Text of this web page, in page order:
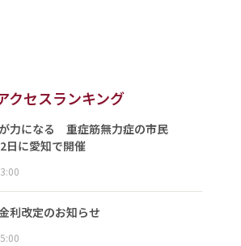
クセスランキング
力になる 重症筋無力症の市民
日に愛知で開催
利改定のお知らせ